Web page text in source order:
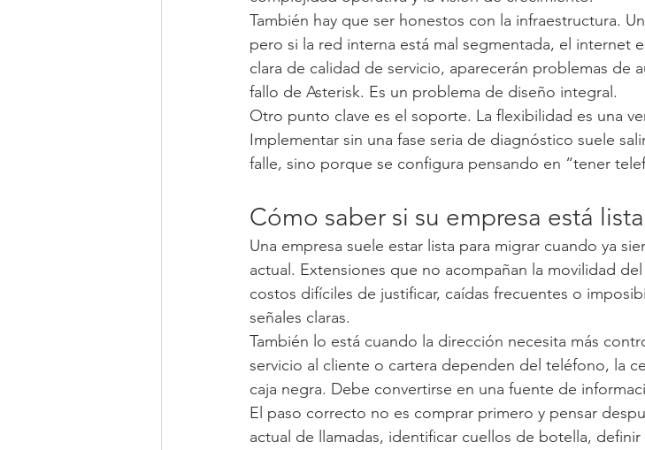
También hay que ser honestos con la infraestructura.
pero si la red interna está mal segmentada, el internet
clara de calidad de servicio, aparecerán problemas de
fallo de Asterisk. Es un problema de diseño integral.
Otro punto clave es el soporte. La flexibilidad es una
Implementar sin una fase seria de diagnóstico suele
falle, sino porque se configura pensando en “tener
Cómo saber si su empresa está lista
Una empresa suele estar lista para migrar cuando ya
actual. Extensiones que no acompañan la movilidad
costos difíciles de justificar, caídas frecuentes o
señales claras.
También lo está cuando la dirección necesita más
servicio al cliente o cartera dependen del teléfono, la
caja negra. Debe convertirse en una fuente de
El paso correcto no es comprar primero y pensar
actual de llamadas, identificar cuellos de botella,